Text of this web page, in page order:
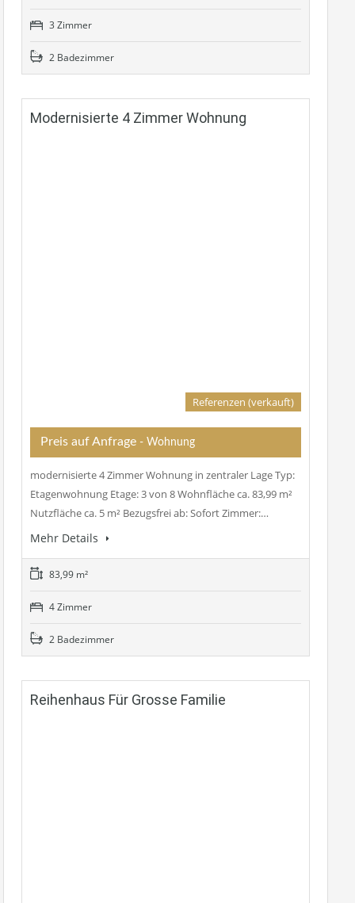
3 Zimmer
2 Badezimmer
Modernisierte 4 Zimmer Wohnung
Referenzen (verkauft)
Preis auf Anfrage - Wohnung
modernisierte 4 Zimmer Wohnung in zentraler Lage Typ:
Etagenwohnung Etage: 3 von 8 Wohnfläche ca. 83,99 m²
Nutzfläche ca. 5 m² Bezugsfrei ab: Sofort Zimmer:…
Mehr Details
83,99 m²
4 Zimmer
2 Badezimmer
Reihenhaus Für Grosse Familie